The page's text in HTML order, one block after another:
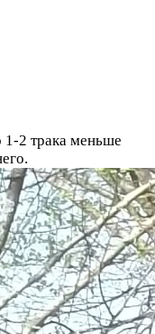
2 трака меньше